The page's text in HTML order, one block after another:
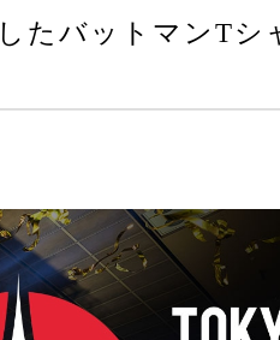
たバットマンTシ